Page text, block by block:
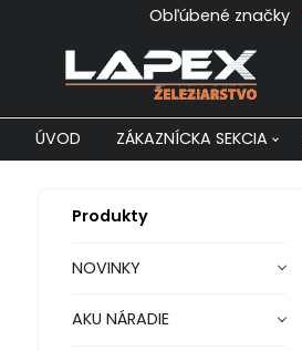
Obľúbené značky
ÚVOD ZÁKAZNÍCKA SEKCIA
Produkty
NOVINKY
AKU NÁRADIE